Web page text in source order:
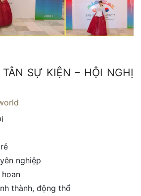
SỰ KIỆN – HỘI NGHỊ
nghiệp
thành, động thổ